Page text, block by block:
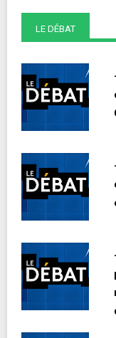
LE DÉBAT